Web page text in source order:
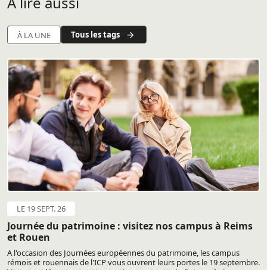
À LA UNE Tous les tags
LE 19 SEPT. 26
Journée du patrimoine : visitez nos campus à Reims
et Rouen
A l'occasion des Journées européennes du patrimoine, les campus
rémois et rouennais de l'ICP vous ouvrent leurs portes le 19 septembre.